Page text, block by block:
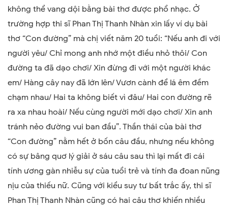
không thể vang dội bằng bài thơ được phổ nhạc. Ở
trường hợp thi sĩ Phan Thị Thanh Nhàn xin lấy ví dụ bài
thơ “Con đường” mà chị viết năm 20 tuổi: “Nếu anh đi với
người yêu/ Chỉ mong anh nhớ một điều nhỏ thôi/ Con
đường ta đã dạo chơi/ Xin đừng đi với một người khác
em/ Hàng cây nay đã lớn lên/ Vươn cành để lá êm đềm
chạm nhau/ Hai ta không biết vì đâu/ Hai con đường rẽ
ra xa nhau hoài/ Nếu cùng người mới dạo chơi/ Xin anh
tránh nẻo đường vui ban đầu”. Thần thái của bài thơ
“Con đường” nằm hết ở bốn câu đầu, nhưng nếu không
có sự bâng quơ lý giải ở sáu câu sau thì lại mất đi cái
tính ương gàn nhiễu sự của tuổi trẻ và tính đa đoan nũng
nịu của thiếu nữ. Cũng với kiểu suy tư bất trắc ấy, thi sĩ
Phan Thị Thanh Nhàn cũng có hai câu thơ khiến nhiều